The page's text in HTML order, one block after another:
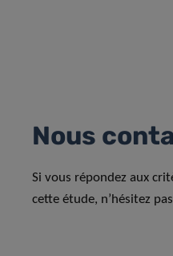
Nous
Si vous répondez aux
cette étude, n’hésitez